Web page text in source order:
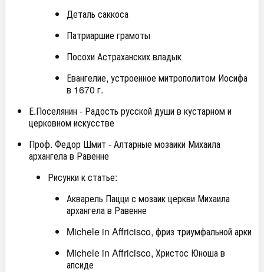
Деталь саккоса
Патриаршие грамоты
Посохи Астраханских владык
Евангелие, устроенное митрополитом Иосифа
в 1670 г.
Е.Поселянин - Радость русской души в кустарном и
церковном искусстве
Проф. Федор Шмит - Алтарные мозаики Михаила
архангела в Равенне
Рисунки к статье:
Акварель Пацци с мозаик церкви Михаила
архангела в Равенне
Michele in Affricisco, фриз триумфальной арки
Michele in Affricisco, Христос Юноша в
апсиде